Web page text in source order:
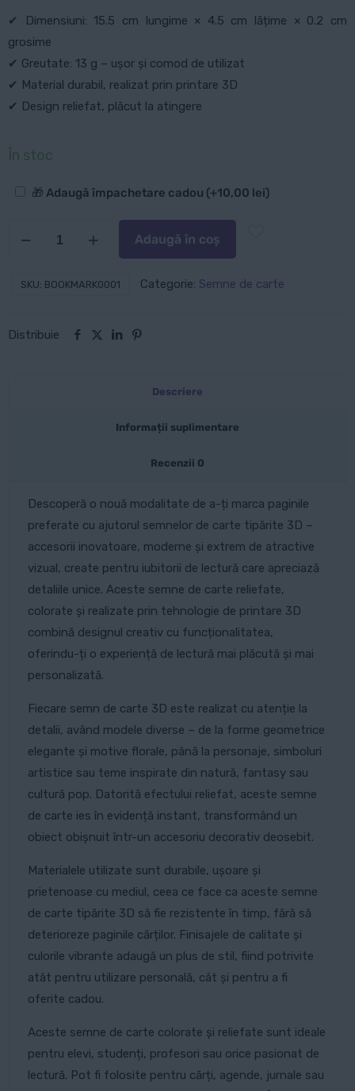
✔ Dimensiuni: 15.5 cm lungime × 4.5 cm lățime × 0.2 cm
grosime
✔ Greutate: 13 g – ușor și comod de utilizat
✔ Material durabil, realizat prin printare 3D
✔ Design reliefat, plăcut la atingere
În stoc
Opțiuni
🎁 Adaugă împachetare cadou (+10,00 lei)
Adaugă în coș
SKU: BOOKMARK0001 Categorie: Semne de carte
Distribuie
Descriere
Informații suplimentare
Recenzii 0
Descoperă o nouă modalitate de a-ți marca paginile
preferate cu ajutorul semnelor de carte tipărite 3D –
accesorii inovatoare, moderne și extrem de atractive
vizual, create pentru iubitorii de lectură care apreciază
detaliile unice. Aceste semne de carte reliefate,
colorate și realizate prin tehnologie de printare 3D
combină designul creativ cu funcționalitatea,
oferindu-ți o experiență de lectură mai plăcută și mai
personalizată.
Fiecare semn de carte 3D este realizat cu atenție la
detalii, având modele diverse – de la forme geometrice
elegante și motive florale, până la personaje, simboluri
artistice sau teme inspirate din natură, fantasy sau
cultură pop. Datorită efectului reliefat, aceste semne
de carte ies în evidență instant, transformând un
obiect obișnuit într-un accesoriu decorativ deosebit.
Materialele utilizate sunt durabile, ușoare și
prietenoase cu mediul, ceea ce face ca aceste semne
de carte tipărite 3D să fie rezistente în timp, fără să
deterioreze paginile cărților. Finisajele de calitate și
culorile vibrante adaugă un plus de stil, fiind potrivite
atât pentru utilizare personală, cât și pentru a fi
oferite cadou.
Aceste semne de carte colorate și reliefate sunt ideale
pentru elevi, studenți, profesori sau orice pasionat de
lectură. Pot fi folosite pentru cărți, agende, jurnale sau